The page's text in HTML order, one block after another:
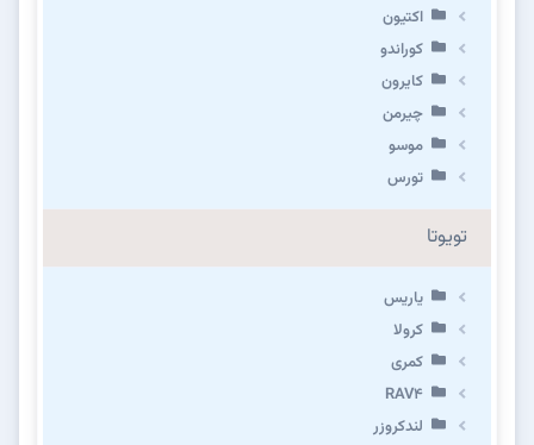
اکتیون
کوراندو
کایرون
چیرمن
موسو
تورس
تویوتا
یاریس
کرولا
کمری
RAV4
لندکروزر